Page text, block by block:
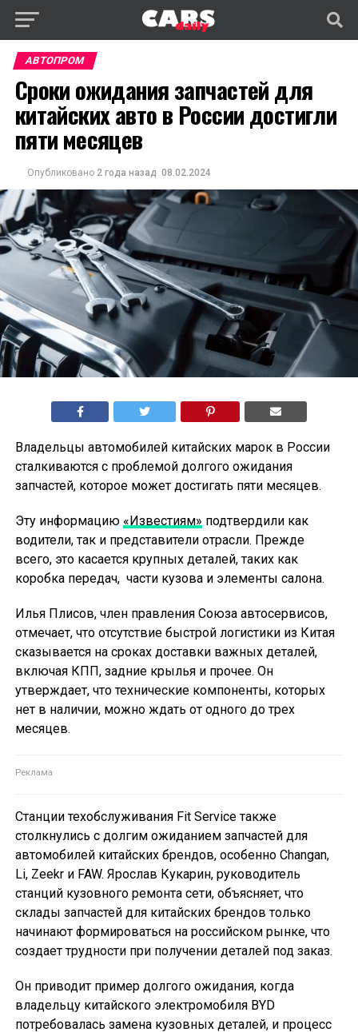
АВТОПРОМ
Сроки ожидания запчастей для
китайских авто в России достигли
пяти месяцев
Опубликовано 2 года назад 08.02.2024
Владельцы автомобилей китайских марок в России
сталкиваются с проблемой долгого ожидания
запчастей, которое может достигать пяти месяцев.
Эту информацию «Известиям» подтвердили как
водители, так и представители отрасли. Прежде
всего, это касается крупных деталей, таких как
коробка передач, части кузова и элементы салона.
Илья Плисов, член правления Союза автосервисов,
отмечает, что отсутствие быстрой логистики из Китая
сказывается на сроках доставки важных деталей,
включая КПП, задние крылья и прочее. Он
утверждает, что технические компоненты, которых
нет в наличии, можно ждать от одного до трех
месяцев.
Станции техобслуживания Fit Service также
столкнулись с долгим ожиданием запчастей для
автомобилей китайских брендов, особенно Changan,
Li, Zeekr и FAW. Ярослав Кукарин, руководитель
станций кузовного ремонта сети, объясняет, что
склады запчастей для китайских брендов только
начинают формироваться на российском рынке, что
создает трудности при получении деталей под заказ.
Он приводит пример долгого ожидания, когда
владельцу китайского электромобиля BYD
потребовалась замена кузовных деталей, и процесс